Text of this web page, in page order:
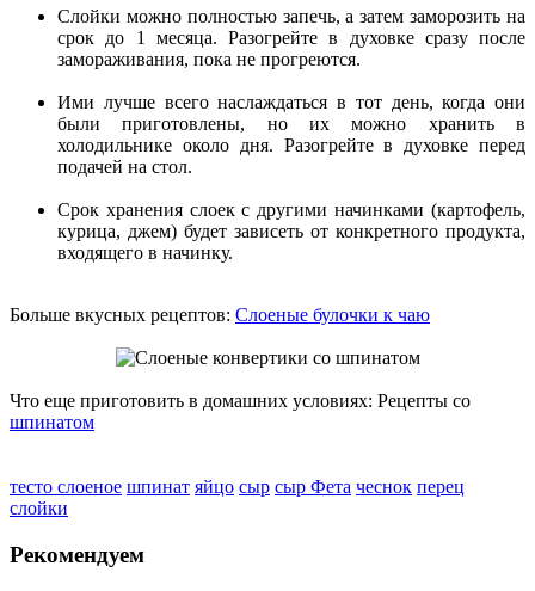
Слойки можно полностью запечь, а затем заморозить на
срок до 1 месяца. Разогрейте в духовке сразу после
замораживания, пока не прогреются.
Ими лучше всего наслаждаться в тот день, когда они
были приготовлены, но их можно хранить в
холодильнике около дня. Разогрейте в духовке перед
подачей на стол.
Срок хранения слоек с другими начинками (картофель,
курица, джем) будет зависеть от конкретного продукта,
входящего в начинку.
Больше вкусных рецептов: Слоеные булочки к чаю
Что еще приготовить в домашних условиях: Рецепты со
шпинатом
тесто слоеное шпинат яйцо сыр сыр Фета чеснок перец
слойки
Рекомендуем